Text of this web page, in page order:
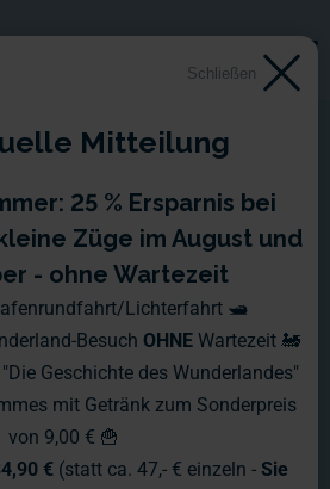
- Wunderland
aus der
Unsere neuen
Halloween
Schließen
Mitteilung
25 % Ersparnis bei
Züge im August und
- ohne Wartezeit
Lichterfahrt 🛥️
Besuch OHNE Wartezeit 🚂
Geschichte des Wunderlandes"
mit Getränk zum Sonderpreis
von 9,00 € 🍟
€ (statt ca. 47,- € einzeln - Sie